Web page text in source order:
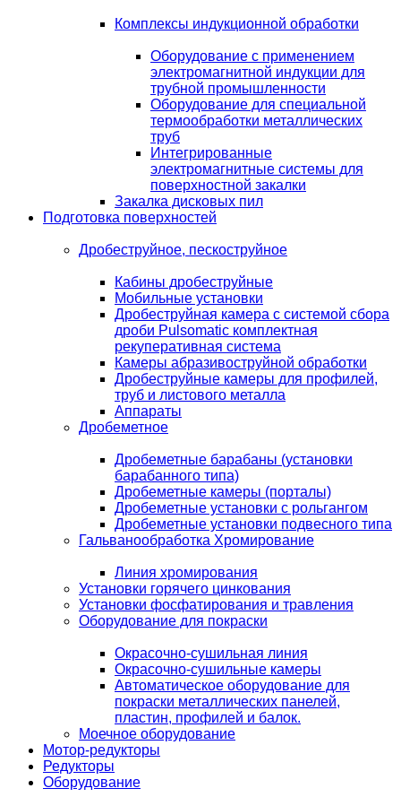
Комплексы индукционной обработки
Оборудование с применением
электромагнитной индукции для
трубной промышленности
Оборудование для специальной
термообработки металлических
труб
Интегрированные
электромагнитные системы для
поверхностной закалки
Закалка дисковых пил
Подготовка поверхностей
Дробеструйное, пескоструйное
Кабины дробеструйные
Мобильные установки
Дробеструйная камера с системой сбора
дроби Pulsomatic комплектная
рекуперативная система
Камеры абразивоструйной обработки
Дробеструйные камеры для профилей,
труб и листового металла
Аппараты
Дробеметное
Дробеметные барабаны (установки
барабанного типа)
Дробеметные камеры (порталы)
Дробеметные установки с рольгангом
Дробеметные установки подвесного типа
Гальванообработка Хромирование
Линия хромирования
Установки горячего цинкования
Установки фосфатирования и травления
Оборудование для покраски
Окрасочно-сушильная линия
Окрасочно-сушильные камеры
Автоматическое оборудование для
покраски металлических панелей,
пластин, профилей и балок.
Моечное оборудование
Мотор-редукторы
Редукторы
Оборудование